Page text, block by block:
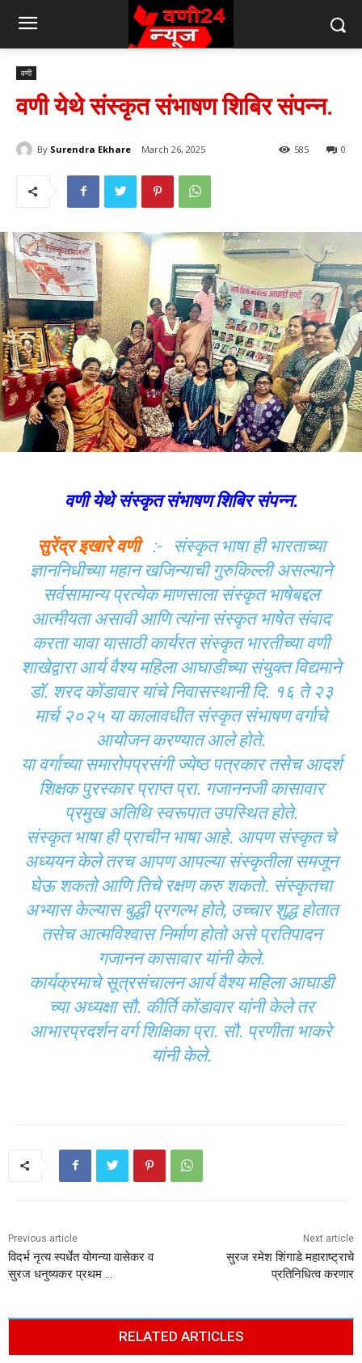
वणी
वणी येथे संस्कृत संभाषण शिबिर संपन्न.
By Surendra Ekhare March 26, 2025 0
585
वणी येथे संस्कृत संभाषण शिबिर संपन्न.
सुरेंद्र इखारे वणी:- संस्कृत भाषा ही भारताच्या
ज्ञाननिधीच्या महान खजिन्याची गुरुकिल्ली असल्याने
सर्वसामान्य प्रत्येक माणसाला संस्कृत भाषेबद्दल
आत्मीयता असावी आणि त्यांना संस्कृत भाषेत संवाद
करता यावा यासाठी कार्यरत संस्कृत भारतीच्या वणी
शाखेद्वारा आर्य वैश्य महिला आघाडीच्या संयुक्त विद्यमाने
डॉ. शरद कोंडावार यांचे निवासस्थानी दि. १६ ते २३
मार्च २०२५ या कालावधीत संस्कृत संभाषण वर्गाचे
आयोजन करण्यात आले होते.
या वर्गाच्या समारोपप्रसंगी ज्येष्ठ पत्रकार तसेच आदर्श
शिक्षक पुरस्कार प्राप्त प्रा. गजाननजी कासावार
प्रमुख अतिथि स्वरूपात उपस्थित होते.
संस्कृत भाषा ही प्राचीन भाषा आहे. आपण संस्कृत चे
अध्ययन केले तरच आपण आपल्या संस्कृतीला समजून
घेऊ शकतो आणि तिचे रक्षण करु शकतो. संस्कृतचा
अभ्यास केल्यास बुद्धी प्रगल्भ होते, उच्चार शुद्ध होतात
तसेच आत्मविश्वास निर्माण होतो असे प्रतिपादन
गजानन कासावार यांनी केले.
कार्यक्रमाचे सूत्रसंचालन आर्य वैश्य महिला आघाडी
च्या अध्यक्षा सौ. कीर्ति कोंडावार यांनी केले तर
आभारप्रदर्शन वर्ग शिक्षिका प्रा. सौ. प्रणीता भाकरे
यांनी केले.
Previous article
विदर्भ नृत्य स्पर्धेत योगन्या वासेकर व
सुरज धनुष्यकर प्रथम …
Next article
सुरज रमेश शिंगाडे महाराष्ट्राचे
प्रतिनिधित्व करणार
RELATED ARTICLES